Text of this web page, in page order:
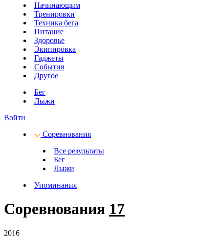
Начинающим
Тренировки
Техника бега
Питание
Здоровье
Экипировка
Гаджеты
События
Другое
Бег
Лыжи
Войти
Соревнования
Все результаты
Бег
Лыжи
Упоминания
Соревнования 17
2016